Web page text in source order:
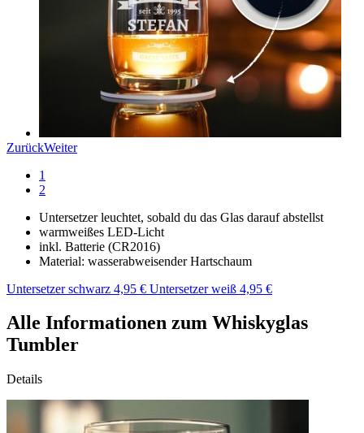
ZurückWeiter
1
2
Untersetzer leuchtet, sobald du das Glas darauf abstellst
warmweißes LED-Licht
inkl. Batterie (CR2016)
Material: wasserabweisender Hartschaum
Untersetzer schwarz 4,95 € Untersetzer weiß 4,95 €
Alle Informationen zum Whiskyglas
Tumbler
Details